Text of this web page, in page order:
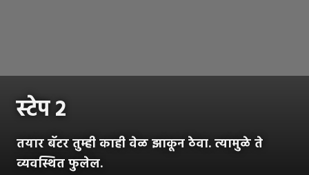
स्टेप २
तयार बॅटर तुम्ही काही वेळ झाकून ठेवा. त्यामुळे ते
व्यवस्थित फुलेल.